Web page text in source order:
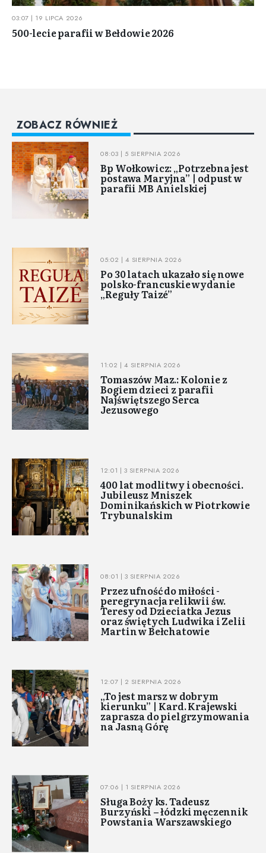
03:07 | 19 LIPCA 2026
500-lecie parafii w Bełdowie 2026
ZOBACZ RÓWNIEŻ
08:03 | 5 SIERPNIA 2026
Bp Wołkowicz: „Potrzebna jest
postawa Maryjna” | odpust w
parafii MB Anielskiej
05:02 | 4 SIERPNIA 2026
Po 30 latach ukazało się nowe
polsko-francuskie wydanie
„Reguły Taizé”
11:02 | 4 SIERPNIA 2026
Tomaszów Maz.: Kolonie z
Bogiem dzieci z parafii
Najświętszego Serca
Jezusowego
12:01 | 3 SIERPNIA 2026
400 lat modlitwy i obecności.
Jubileusz Mniszek
Dominikańskich w Piotrkowie
Trybunalskim
08:01 | 3 SIERPNIA 2026
Przez ufność do miłości -
peregrynacja relikwii św.
Teresy od Dzieciatka Jezus
oraz świętych Ludwika i Zelii
Martin w Bełchatowie
12:07 | 2 SIERPNIA 2026
„To jest marsz w dobrym
kierunku” | Kard. Krajewski
zaprasza do pielgrzymowania
na Jasną Górę
07:06 | 1 SIERPNIA 2026
Sługa Boży ks. Tadeusz
Burzyński – łódzki męczennik
Powstania Warszawskiego